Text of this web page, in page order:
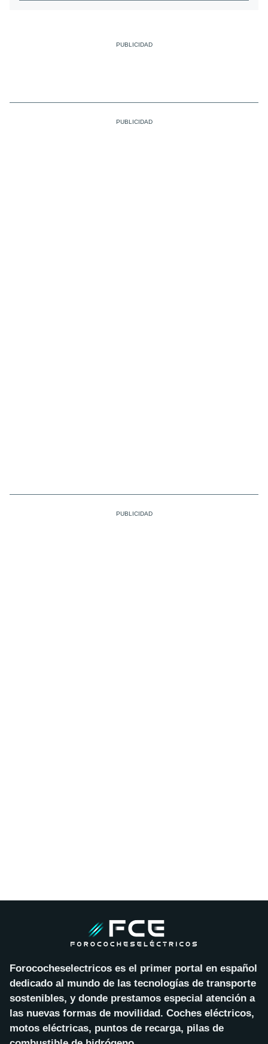
Forococheselectricos es el primer portal en español
dedicado al mundo de las tecnologías de transporte
sostenibles, y donde prestamos especial atención a
las nuevas formas de movilidad. Coches eléctricos,
motos eléctricas, puntos de recarga, pilas de